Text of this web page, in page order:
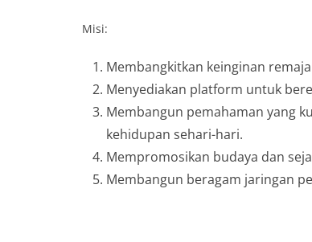
Misi:
Membangkitkan keinginan
Menyediakan platform untuk
Membangun pemahaman yang
kehidupan sehari-hari.
Mempromosikan budaya dan
Membangun beragam jaringan